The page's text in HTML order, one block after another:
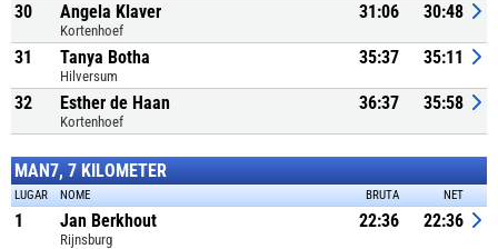
30 Angela Klaver
Kortenhoef
31:06 30:48
31 Tanya Botha
Hilversum
35:37 35:11
32 Esther de Haan
Kortenhoef
36:37 35:58
MAN7, 7 KILOMETER
LUGAR NOME BRUTA NET
1 Jan Berkhout
Rijnsburg
22:36 22:36